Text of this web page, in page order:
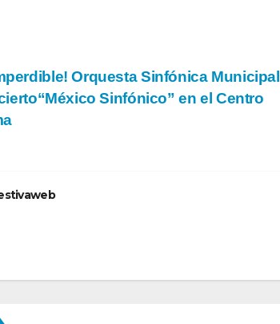
Orquesta Sinfónica Municipal
Sinfónico” en el Centro